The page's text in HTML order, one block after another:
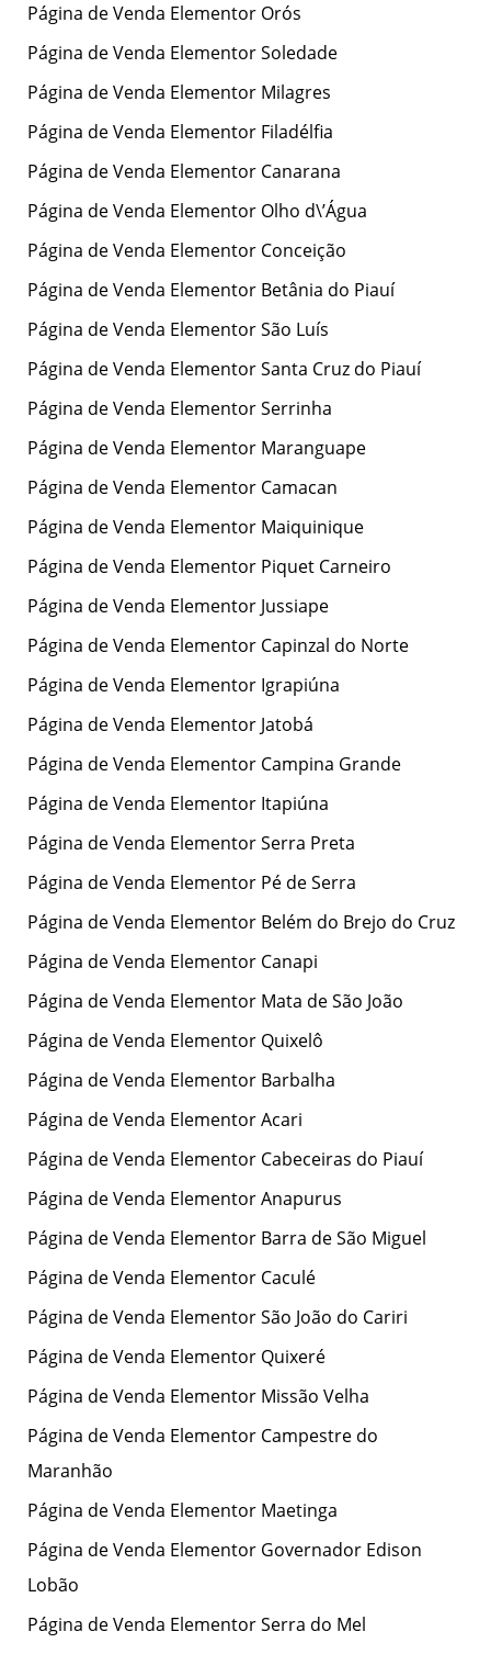
Página de Venda Elementor Orós
Página de Venda Elementor Soledade
Página de Venda Elementor Milagres
Página de Venda Elementor Filadélfia
Página de Venda Elementor Canarana
Página de Venda Elementor Olho d\’Água
Página de Venda Elementor Conceição
Página de Venda Elementor Betânia do Piauí
Página de Venda Elementor São Luís
Página de Venda Elementor Santa Cruz do Piauí
Página de Venda Elementor Serrinha
Página de Venda Elementor Maranguape
Página de Venda Elementor Camacan
Página de Venda Elementor Maiquinique
Página de Venda Elementor Piquet Carneiro
Página de Venda Elementor Jussiape
Página de Venda Elementor Capinzal do Norte
Página de Venda Elementor Igrapiúna
Página de Venda Elementor Jatobá
Página de Venda Elementor Campina Grande
Página de Venda Elementor Itapiúna
Página de Venda Elementor Serra Preta
Página de Venda Elementor Pé de Serra
Página de Venda Elementor Belém do Brejo do Cruz
Página de Venda Elementor Canapi
Página de Venda Elementor Mata de São João
Página de Venda Elementor Quixelô
Página de Venda Elementor Barbalha
Página de Venda Elementor Acari
Página de Venda Elementor Cabeceiras do Piauí
Página de Venda Elementor Anapurus
Página de Venda Elementor Barra de São Miguel
Página de Venda Elementor Caculé
Página de Venda Elementor São João do Cariri
Página de Venda Elementor Quixeré
Página de Venda Elementor Missão Velha
Página de Venda Elementor Campestre do
Maranhão
Página de Venda Elementor Maetinga
Página de Venda Elementor Governador Edison
Lobão
Página de Venda Elementor Serra do Mel